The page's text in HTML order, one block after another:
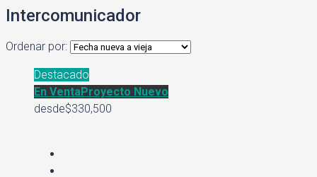
Intercomunicador
Ordenar por:
Destacado
En Venta Proyecto Nuevo
desde$330,500